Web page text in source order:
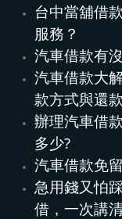
台中當舖借
服務？
汽車借款有
汽車借款大
款方式與還
辦理汽車借
多少?
汽車借款免
急用錢又怕
借，一次講